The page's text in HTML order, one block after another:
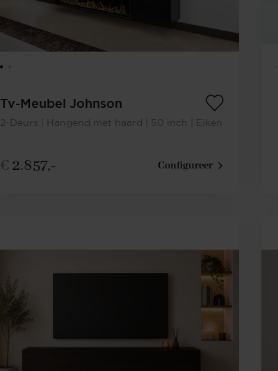
Tv-Meubel Johnson
2-Deurs | Hangend met haard | 50 inch | Eiken
€ 2.857,- Configureer